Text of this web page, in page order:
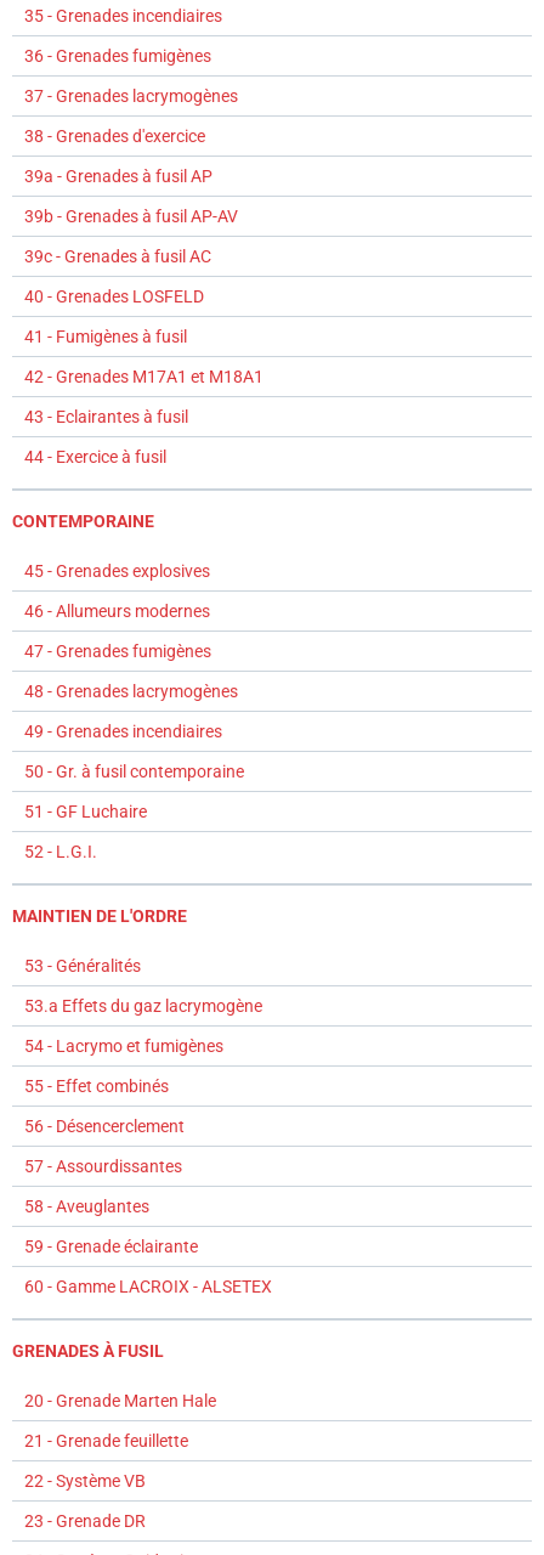
35 - Grenades incendiaires
36 - Grenades fumigènes
37 - Grenades lacrymogènes
38 - Grenades d'exercice
39a - Grenades à fusil AP
39b - Grenades à fusil AP-AV
39c - Grenades à fusil AC
40 - Grenades LOSFELD
41 - Fumigènes à fusil
42 - Grenades M17A1 et M18A1
43 - Eclairantes à fusil
44 - Exercice à fusil
CONTEMPORAINE
45 - Grenades explosives
46 - Allumeurs modernes
47 - Grenades fumigènes
48 - Grenades lacrymogènes
49 - Grenades incendiaires
50 - Gr. à fusil contemporaine
51 - GF Luchaire
52 - L.G.I.
MAINTIEN DE L'ORDRE
53 - Généralités
53.a Effets du gaz lacrymogène
54 - Lacrymo et fumigènes
55 - Effet combinés
56 - Désencerclement
57 - Assourdissantes
58 - Aveuglantes
59 - Grenade éclairante
60 - Gamme LACROIX - ALSETEX
GRENADES À FUSIL
20 - Grenade Marten Hale
21 - Grenade feuillette
22 - Système VB
23 - Grenade DR